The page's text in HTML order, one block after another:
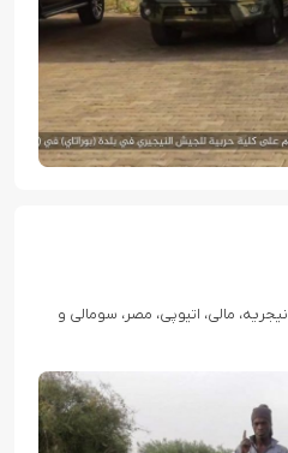
مالی، اتیوپی، مصر، سومالی و